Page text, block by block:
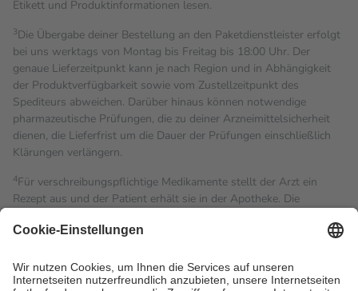
Etikett und Produktinformationen lesen.
3Die Übergabe deiner Bestellung an den Paketdienstleister erfolgt
bei uns werktags von Montag bis Freitag bis 18:00 Uhr. Der
genaue Lieferzeitpunkt kann je nach Region und in Abhängigkeit
der Produktverfügbarkeit sowie vom Zustellzeitpunkt des
Spediteurs abweichen. Darüber hinaus können notwendige
pharmazeutische Prüfungen, die zu deiner Arzneimittelsicherheit
dienen, die Lieferfrist um die Dauer der Prüfungen einschließlich
Klärungen verlängern.
4Für verschreibungspflichtige Medikamente stellt der Arzt ein
Rezept aus und der Patient erhält sie in der Apotheke. Die
Kosten dafür, der Versicherte trägt einen Teil davon als Zuzahlung
Grundsätzlich leisten Mitglieder Zuzahlungen in Höhe von zehn
Prozent des Abgabepreises,mindestensjedochfünf Euround